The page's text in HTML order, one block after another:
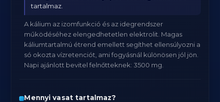
tartalmaz.
A kálium az izomfunkció és az idegrendszer
működéséhez elengedhetetlen elektrolit. Magas
káliumtartalmú étrend emellett segíthet ellensúlyozni a
só okozta vízretenciót, ami fogyásnál különösen jól jön.
Napi ajánlott bevitel felnőtteknek: 3500 mg.
Mennyi vasat tartalmaz?